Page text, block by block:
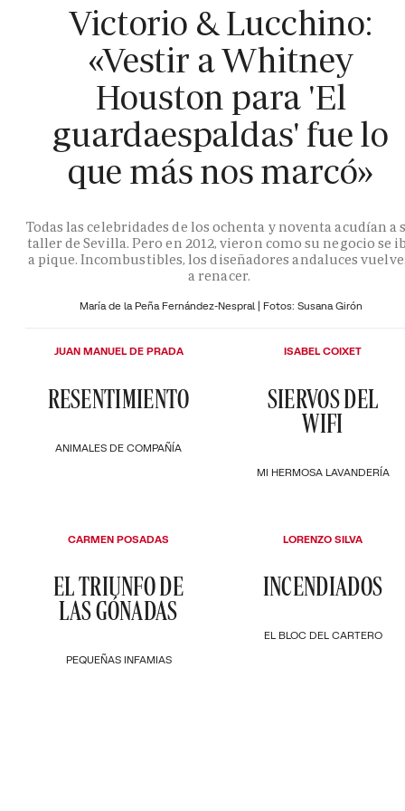
Victorio & Lucchino:
«Vestir a Whitney
Houston para 'El
guardaespaldas' fue lo
que más nos marcó»
Todas las celebridades de los ochenta y noventa acudían a
taller de Sevilla. Pero en 2012, vieron como su negocio se
a pique. Incombustibles, los diseñadores andaluces
a renacer.
María de la Peña Fernández-Nespral | Fotos: Susana Girón
ANIMALES DE COMPAÑÍA
RESENTIMIENTO
JUAN MANUEL DE PRADA
MI HERMOSA LAVANDERÍA
SIERVOS DEL
WIFI
ISABEL COIXET
PEQUEÑAS INFAMIAS
EL TRIUNFO DE
LAS GÓNADAS
CARMEN POSADAS
EL BLOC DEL CARTERO
INCENDIADOS
LORENZO SILVA